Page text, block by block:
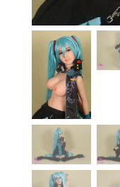
Contact
Livraison
À propos
Blog